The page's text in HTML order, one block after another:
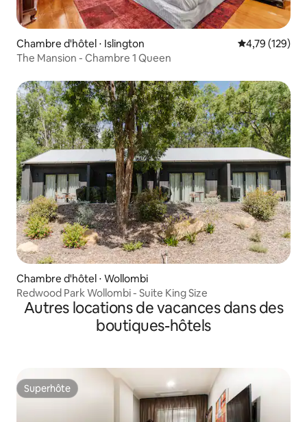
Chambre d'hôtel ⋅ Islington Évaluation
4,79 (129)
The Mansion - Chambre 1 Queen
Chambre d'hôtel ⋅ Wollombi
Redwood Park Wollombi - Suite King Size
Autres locations de vacances dans des
boutiques-hôtels
Superhôte
Superhôte